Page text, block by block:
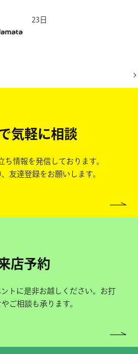
2026年3月23日
気軽に相談
ち情報を発信しております。
友達登録をお願いします。
店予約
トに是非お越しください。お打
ご相談も承ります。